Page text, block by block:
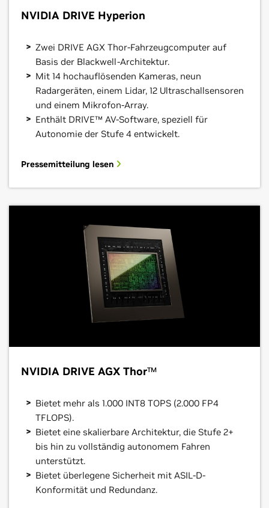
NVIDIA DRIVE Hyperion
Zwei DRIVE AGX Thor-Fahrzeugcomputer auf
Basis der Blackwell-Architektur.
Mit 14 hochauflösenden Kameras, neun
Radargeräten, einem Lidar, 12 Ultraschallsensoren
und einem Mikrofon-Array.
Enthält DRIVE™ AV-Software, speziell für
Autonomie der Stufe 4 entwickelt.
Pressemitteilung lesen
NVIDIA DRIVE AGX ThorTM
Bietet mehr als 1.000 INT8 TOPS (2.000 FP4
TFLOPS).
Bietet eine skalierbare Architektur, die Stufe 2+
bis hin zu vollständig autonomem Fahren
unterstützt.
Bietet überlegene Sicherheit mit ASIL-D-
Konformität und Redundanz.